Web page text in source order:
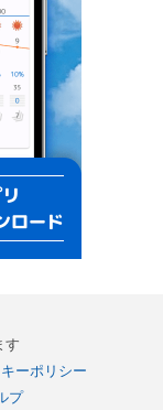
す
ーポリシー
プ